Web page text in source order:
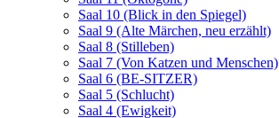
Saal 10 (Blick in den Spiegel)
Saal 9 (Alte Märchen, neu erzählt)
Saal 8 (Stilleben)
Saal 7 (Von Katzen und Menschen)
Saal 6 (BE-SITZER)
Saal 5 (Schlucht)
Saal 4 (Ewigkeit)